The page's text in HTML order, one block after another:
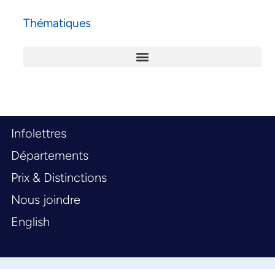
Thématiques
Infolettres
Départements
Prix & Distinctions
Nous joindre
English